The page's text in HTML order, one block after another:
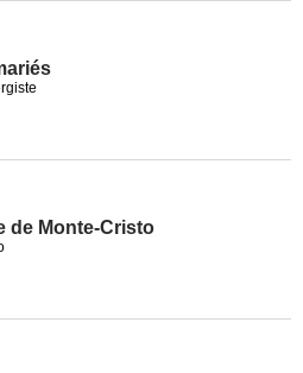
de Monte-Cristo